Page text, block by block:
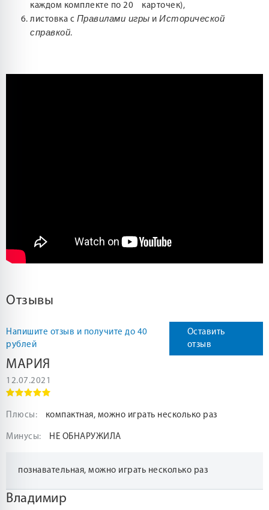
каждом комплекте по 20 карточек),
листовка с Правилами игры и Исторической
справкой.
Отзывы
Напишите отзыв и получите до 40
рублей
Оставить
отзыв
МАРИЯ
12.07.2021
Плюсы: компактная, можно играть несколько раз
Минусы: НЕ ОБНАРУЖИЛА
познавательная, можно играть несколько раз
Владимир